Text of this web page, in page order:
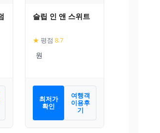
슬립 인 앤 스위트
★ 평점 8.7
최저가
확인
여행객
이용후
기